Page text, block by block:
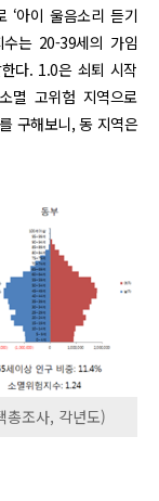
‘아이 울음소리 듣기
는 20-39세의 가임
다. 1.0은 쇠퇴 시작
멸 고위험 지역으로
구해보니, 동 지역은
총조사, 각년도)